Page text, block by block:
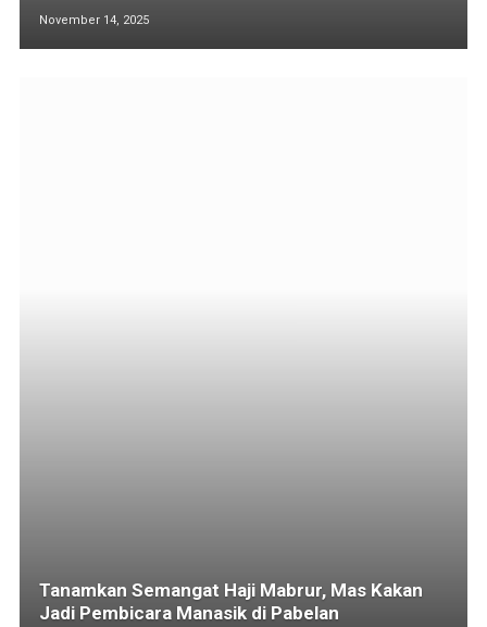
November 14, 2025
Tanamkan Semangat Haji Mabrur, Mas Kakan
Jadi Pembicara Manasik di Pabelan